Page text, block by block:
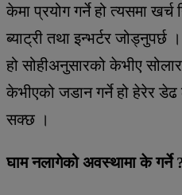
केमा प्रयोग गर्ने हो त्यसमा खर्च
ब्याट्री तथा इन्भर्टर
हो सोहीअनुसारको केभीए
केभीएको जडान गर्ने हो हेरेर
सक्छ ।
घाम नलागेको अवस्थामा के गर्ने